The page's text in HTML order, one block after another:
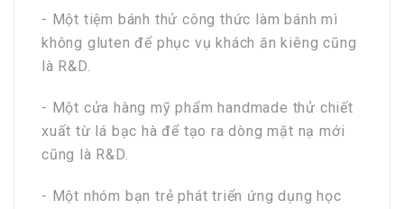
- Một tiệm bánh thử công thức làm bánh mì
không gluten để phục vụ khách ăn kiêng cũng
là R&D.
- Một cửa hàng mỹ phẩm handmade thử chiết
xuất từ lá bạc hà để tạo ra dòng mặt nạ mới
cũng là R&D.
- Một nhóm bạn trẻ phát triển ứng dụng học